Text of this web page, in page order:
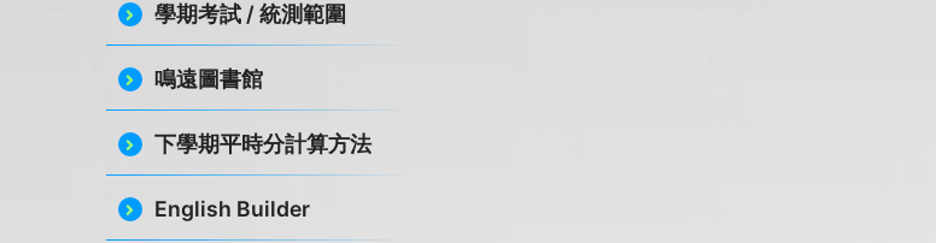
學期考試 / 統測範圍
鳴遠圖書館
下學期平時分計算方法
English Builder